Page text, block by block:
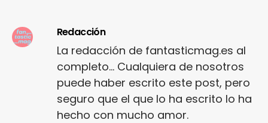
Redacción
La redacción de fantasticmag.es al
completo... Cualquiera de nosotros
puede haber escrito este post, pero
seguro que el que lo ha escrito lo ha
hecho con mucho amor.